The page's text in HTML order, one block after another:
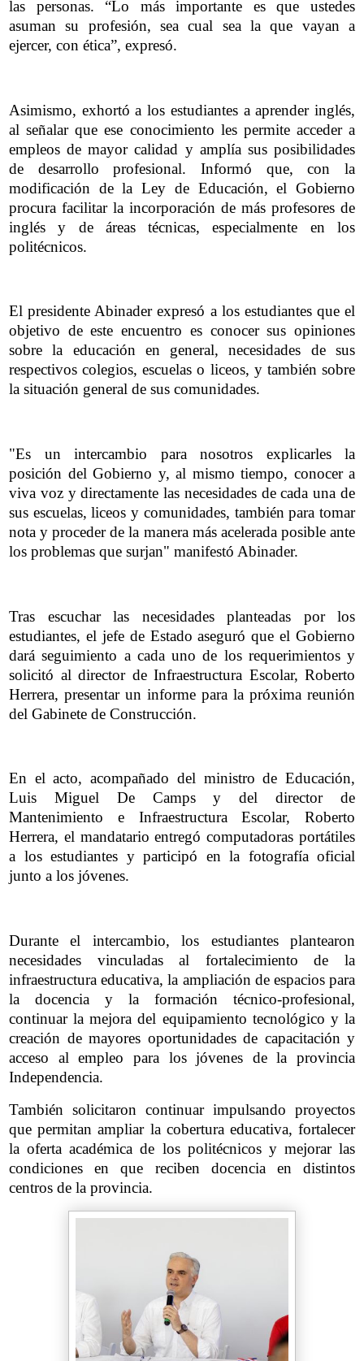
las personas. “Lo más importante es que ustedes
asuman su profesión, sea cual sea la que vayan a
ejercer, con ética”, expresó.
Asimismo, exhortó a los estudiantes a aprender inglés,
al señalar que ese conocimiento les permite acceder a
empleos de mayor calidad y amplía sus posibilidades
de desarrollo profesional. Informó que, con la
modificación de la Ley de Educación, el Gobierno
procura facilitar la incorporación de más profesores de
inglés y de áreas técnicas, especialmente en los
politécnicos.
El presidente Abinader expresó a los estudiantes que el
objetivo de este encuentro es conocer sus opiniones
sobre la educación en general, necesidades de sus
respectivos colegios, escuelas o liceos, y también sobre
la situación general de sus comunidades.
"Es un intercambio para nosotros explicarles la
posición del Gobierno y, al mismo tiempo, conocer a
viva voz y directamente las necesidades de cada una de
sus escuelas, liceos y comunidades, también para tomar
nota y proceder de la manera más acelerada posible ante
los problemas que surjan" manifestó Abinader.
Tras escuchar las necesidades planteadas por los
estudiantes, el jefe de Estado aseguró que el Gobierno
dará seguimiento a cada uno de los requerimientos y
solicitó al director de Infraestructura Escolar, Roberto
Herrera, presentar un informe para la próxima reunión
del Gabinete de Construcción.
En el acto, acompañado del ministro de Educación,
Luis Miguel De Camps y del director de
Mantenimiento e Infraestructura Escolar, Roberto
Herrera, el mandatario entregó computadoras portátiles
a los estudiantes y participó en la fotografía oficial
junto a los jóvenes.
Durante el intercambio, los estudiantes plantearon
necesidades vinculadas al fortalecimiento de la
infraestructura educativa, la ampliación de espacios para
la docencia y la formación técnico-profesional,
continuar la mejora del equipamiento tecnológico y la
creación de mayores oportunidades de capacitación y
acceso al empleo para los jóvenes de la provincia
Independencia.
También solicitaron continuar impulsando proyectos
que permitan ampliar la cobertura educativa, fortalecer
la oferta académica de los politécnicos y mejorar las
condiciones en que reciben docencia en distintos
centros de la provincia.